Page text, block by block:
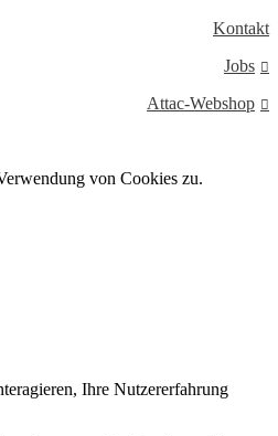
Kontakt
Jobs
Attac-Webshop
von Cookies zu.
Ihre Nutzererfahrung